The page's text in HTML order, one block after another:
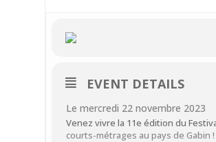
EVENT DETAILS
Le mercredi 22 novembre 2023
Venez vivre la 11e édition du
courts-métrages au pays de Gabin !